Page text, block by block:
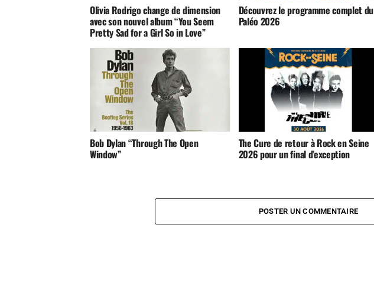
Olivia Rodrigo change de dimension
avec son nouvel album “You Seem
Pretty Sad for a Girl So in Love”
Découvrez le programme complet du
Paléo 2026
Bob Dylan “Through The Open
Window”
The Cure de retour à Rock en Seine
2026 pour un final d’exception
POSTER UN COMMENTAIRE